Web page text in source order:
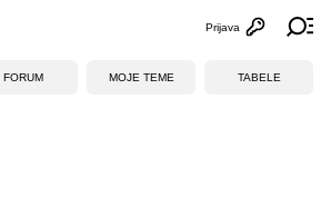
Otvori
Prijava
FORUM MOJE TEME TABELE